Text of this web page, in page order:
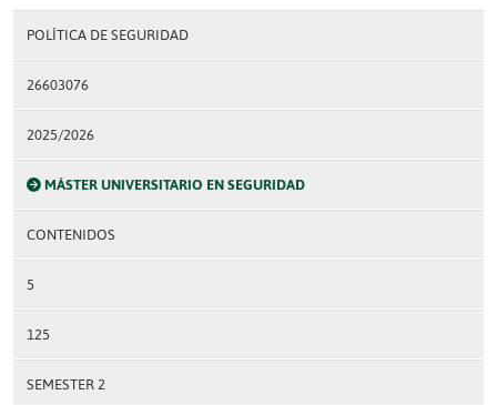
POLÍTICA DE SEGURIDAD
26603076
2025/2026
MÁSTER UNIVERSITARIO EN SEGURIDAD
CONTENIDOS
5
125
SEMESTER 2